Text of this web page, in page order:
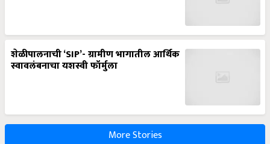
शेळीपालनाची ‘SIP’- ग्रामीण भागातील आर्थिक
स्वावलंबनाचा यशस्वी फॉर्मुला
More Stories